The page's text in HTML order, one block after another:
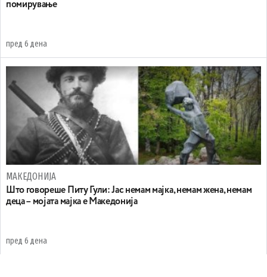
помирување
пред 6 дена
МАКЕДОНИЈА
Што говореше Питу Гули: Јас немам мајка, немам жена, немам
деца – мојата мајка е Македонија
пред 6 дена